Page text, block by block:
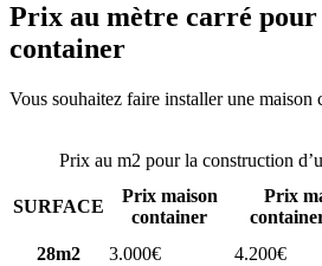
Prix au mètre carré pour
container
Vous souhaitez faire installer une maison
Prix au m2 pour la construction
SURFACE
Prix maison
container
Prix
28m2
3.000€ 4.200€